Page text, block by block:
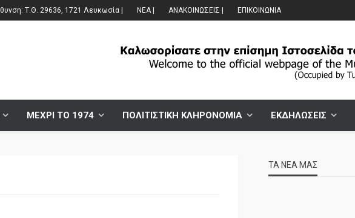
Τ.Θ. 29636, 1721 Λευκωσία | ΝΕΑ | ΑΝΑΚΟΙΝΩΣΕΙΣ | ΕΠΙΚΟΙΝΩΝΙΑ
ΜΕΧΡΙ ΤΟ 1974 ΠΟΛΙΤΙΣΤΙΚΗ ΚΛΗΡΟΝΟΜΙΑ ΕΚΔΗΛΩΣΕΙΣ
ΤΑ ΝΕΑ ΜΑΣ